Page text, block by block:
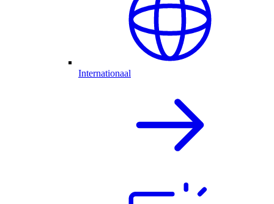
Internationaal